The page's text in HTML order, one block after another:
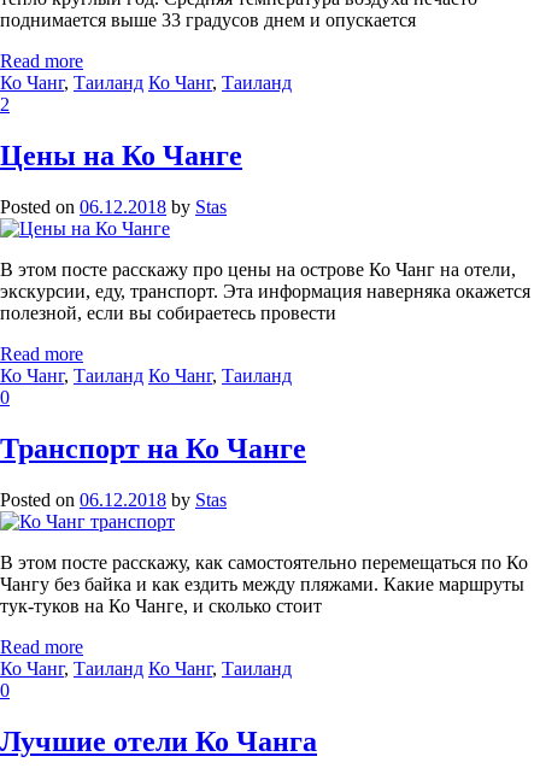
поднимается выше 33 градусов днем и опускается
Read more
Ко Чанг, Таиланд Ко Чанг, Таиланд
2
Цены на Ко Чанге
Posted on 06.12.2018 by Stas
В этом посте расскажу про цены на острове Ко Чанг на отели,
экскурсии, еду, транспорт. Эта информация наверняка окажется
полезной, если вы собираетесь провести
Read more
Ко Чанг, Таиланд Ко Чанг, Таиланд
0
Транспорт на Ко Чанге
Posted on 06.12.2018 by Stas
В этом посте расскажу, как самостоятельно перемещаться по Ко
Чангу без байка и как ездить между пляжами. Какие маршруты
тук-туков на Ко Чанге, и сколько стоит
Read more
Ко Чанг, Таиланд Ко Чанг, Таиланд
0
Лучшие отели Ко Чанга